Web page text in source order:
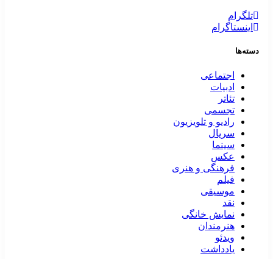
تلگرام
اینستاگرام
دسته‌ها
اجتماعی
ادبیات
تئاتر
تجسمی
رادیو و تلویزیون
سریال
سینما
عکس
فرهنگی و هنری
فیلم
موسیقی
نقد
نمایش خانگی
هنرمندان
ویدئو
یادداشت